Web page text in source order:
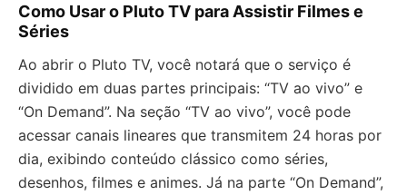
Como Usar o Pluto TV para Assistir Filmes e
Séries
Ao abrir o Pluto TV, você notará que o serviço é
dividido em duas partes principais: “TV ao vivo” e
“On Demand”. Na seção “TV ao vivo”, você pode
acessar canais lineares que transmitem 24 horas por
dia, exibindo conteúdo clássico como séries,
desenhos, filmes e animes. Já na parte “On Demand”,